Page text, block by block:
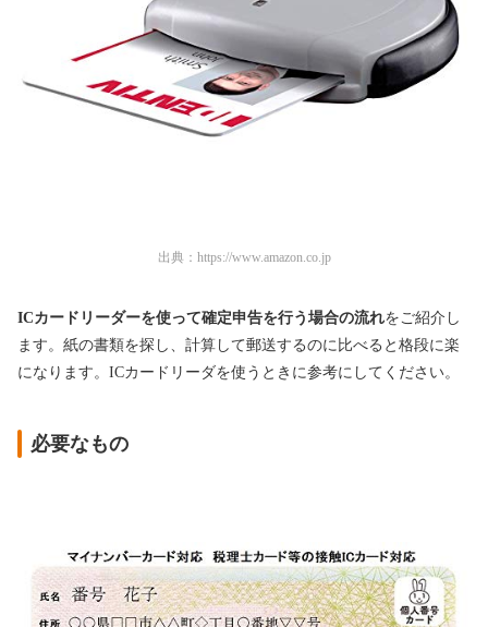
出典： https://www.amazon.co.jp
ICカードリーダーを使って確定申告を行う場合の流れをご紹介し
ます。紙の書類を探し、計算して郵送するのに比べると格段に楽
になります。ICカードリーダを使うときに参考にしてください。
必要なもの